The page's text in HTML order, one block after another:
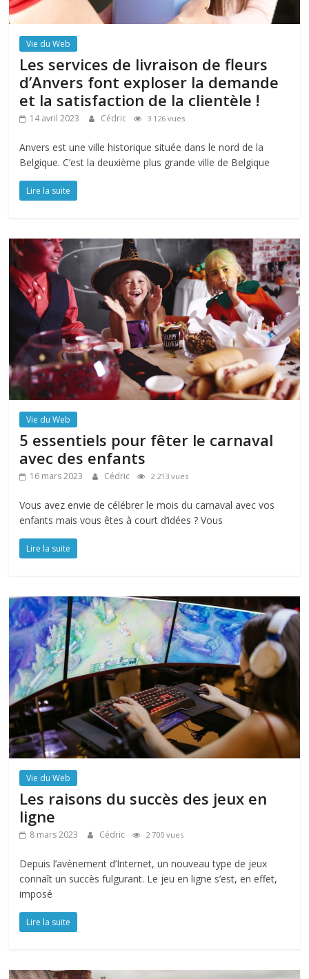
Vie du Web
Les services de livraison de fleurs
d’Anvers font exploser la demande
et la satisfaction de la clientèle !
14 avril 2023 Cédric 3 126 vues
Anvers est une ville historique située dans le nord de la
Belgique. C’est la deuxième plus grande ville de Belgique
Lire la suite
Vie du Web
5 essentiels pour fêter le carnaval
avec des enfants
16 mars 2023 Cédric 2 213 vues
Vous avez envie de célébrer le mois du carnaval avec vos
enfants mais vous êtes à court d’idées ? Vous
Lire la suite
Vie du Web
Les raisons du succès des jeux en
ligne
8 mars 2023 Cédric 2 700 vues
Depuis l’avènement d’Internet, un nouveau type de jeux
connaît un succès fulgurant. Le jeu en ligne s’est, en effet,
imposé
Lire la suite